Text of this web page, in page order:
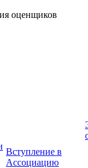
оценщиков
Вступление в
Ассоциацию